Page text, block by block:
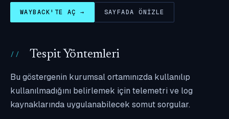
WAYBACK'TE AÇ → SAYFADA ÖNIZLE
Tespit Yöntemleri
Bu göstergenin kurumsal ortamınızda kullanılıp
kullanılmadığını belirlemek için telemetri ve log
kaynaklarında uygulanabilecek somut sorgular.